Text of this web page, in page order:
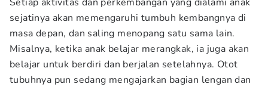
sejatinya akan memengaruhi tumbuh kembangnya di
masa depan, dan saling menopang satu sama lain.
Misalnya, ketika anak belajar merangkak, ia juga akan
belajar untuk berdiri dan berjalan setelahnya. Otot
tubuhnya pun sedang mengajarkan bagian lengan dan